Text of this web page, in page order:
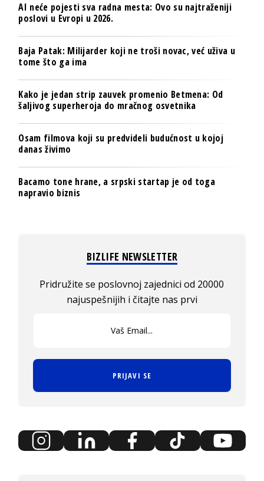
AI neće pojesti sva radna mesta: Ovo su najtraženiji
poslovi u Evropi u 2026.
Baja Patak: Milijarder koji ne troši novac, već uživa u
tome što ga ima
Kako je jedan strip zauvek promenio Betmena: Od
šaljivog superheroja do mračnog osvetnika
Osam filmova koji su predvideli budućnost u kojoj
danas živimo
Bacamo tone hrane, a srpski startap je od toga
napravio biznis
BIZLIFE NEWSLETTER
Pridružite se poslovnoj zajednici od 20000
najuspešnijih i čitajte nas prvi
PRIJAVI SE